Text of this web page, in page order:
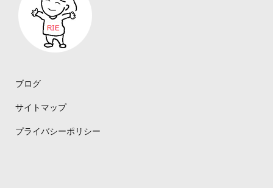
ブログ
サイトマップ
プライバシーポリシー